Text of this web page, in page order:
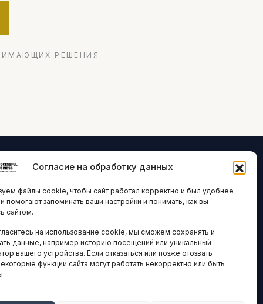
Согласие на обработку данных
файлы cookie, чтобы сайт работал корректно и был удобнее
помогают запоминать ваши настройки и понимать, как вы
сайтом.
на использование cookie, мы сможем сохранять и
данные, например историю посещений или уникальный
вашего устройства. Если отказаться или позже отозвать
функции сайта могут работать некорректно или быть
РЕШЕНИЯ.
И ARTICLES IN
ENGLISH
НАВИГАЦИЯ
Архив материалов